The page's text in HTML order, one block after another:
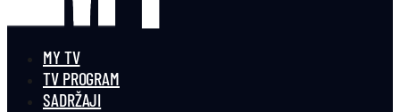
MY TV
TV PROGRAM
SADRŽAJI